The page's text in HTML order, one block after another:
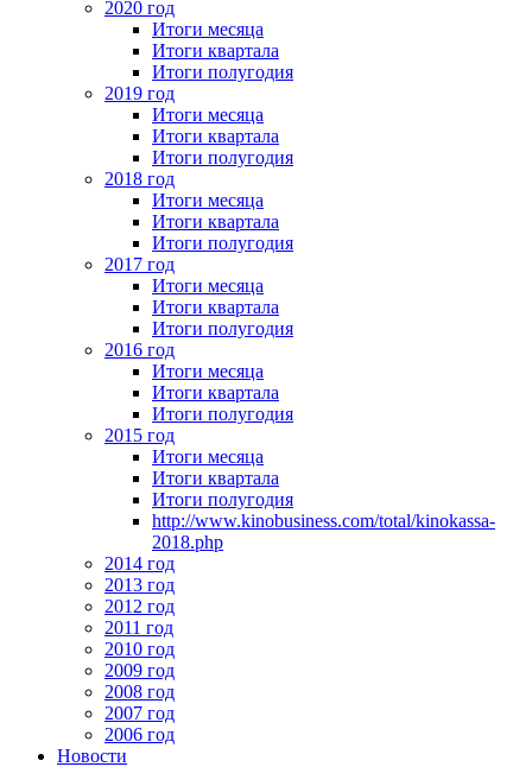
2020 год
Итоги месяца
Итоги квартала
Итоги полугодия
2019 год
Итоги месяца
Итоги квартала
Итоги полугодия
2018 год
Итоги месяца
Итоги квартала
Итоги полугодия
2017 год
Итоги месяца
Итоги квартала
Итоги полугодия
2016 год
Итоги месяца
Итоги квартала
Итоги полугодия
2015 год
Итоги месяца
Итоги квартала
Итоги полугодия
http://www.kinobusiness.com/total/kinokassa-
2018.php
2014 год
2013 год
2012 год
2011 год
2010 год
2009 год
2008 год
2007 год
2006 год
Новости